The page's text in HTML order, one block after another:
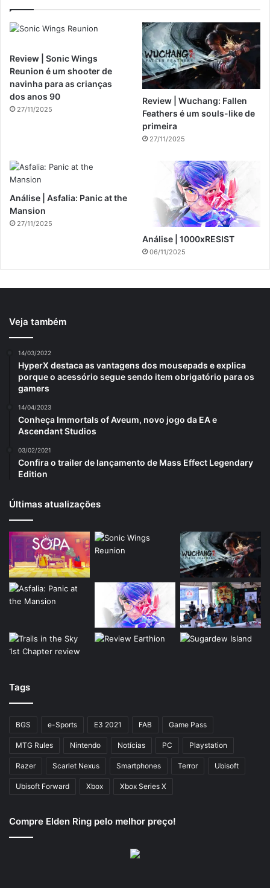
Review | Sonic Wings
Reunion é um shooter de
navinha para as crianças
dos anos 90
27/11/2025
Review | Wuchang: Fallen
Feathers é um souls-like de
primeira
27/11/2025
Análise | Asfalia: Panic at the
Mansion
27/11/2025
Análise | 1000xRESIST
06/11/2025
Veja também
14/03/2022
HyperX destaca as vantagens dos mousepads e explica
porque o acessório segue sendo item obrigatório para os
gamers
14/04/2023
Conheça Immortals of Aveum, novo jogo da EA e
Ascendant Studios
03/02/2021
Confira o trailer de lançamento de Mass Effect Legendary
Edition
Últimas atualizações
Tags
BGS e-Sports E3 2021 FAB Game Pass
MTG Rules Nintendo Notícias PC Playstation
Razer Scarlet Nexus Smartphones Terror Ubisoft
Ubisoft Forward Xbox Xbox Series X
Compre Elden Ring pelo melhor preço!